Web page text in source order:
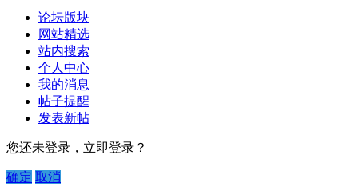
论坛版块
网站精选
站内搜索
个人中心
我的消息
帖子提醒
发表新帖
您还未登录，立即登录？
确定 取消